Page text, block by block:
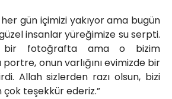
her gün içimizi yakıyor ama bugün
insanlar yüreğimize su serpti.
bir fotoğrafta ama o bizim
portre, onun varlığını evimizde bir
Allah sizlerden razı olsun, bizi
çok teşekkür ederiz.”